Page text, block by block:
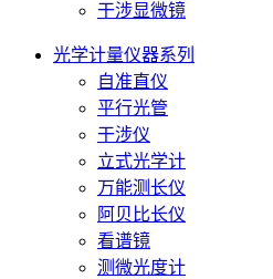
干涉显微镜
光学计量仪器系列
自准直仪
平行光管
干涉仪
立式光学计
万能测长仪
阿贝比长仪
看谱镜
测微光度计